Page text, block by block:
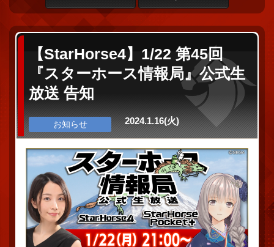
【StarHorse4】1/22 第45回
『スターホース情報局』公式生
放送 告知
お知らせ 2024.1.16(火)